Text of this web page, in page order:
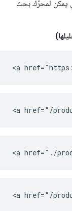
يمكن لمحرّك بحث
<a
<a href="/
<a href="./
<a href="/